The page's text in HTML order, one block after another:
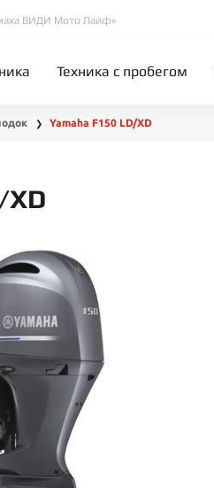
ВИДИ Мото Лайф»
Техника с пробегом
❯ Yamaha F150 LD/XD
XD